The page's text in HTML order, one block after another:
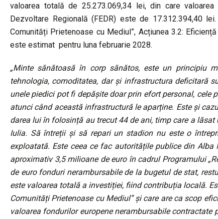
valoarea totală de 25.273.069,34 lei, din care
Dezvoltare Regională (FEDR) este de 17.312.394,40
Comunități Prietenoase cu Mediul”, Acțiunea 3.2:
este estimat pentru luna februarie 2028.
„Minte sănătoasă în corp sănătos, este un principiu
tehnologia, comoditatea, dar și infrastructura deficitară
unele piedici pot fi depășite doar prin efort personal,
atunci când această infrastructură le aparține. Este și
darea lui în folosință au trecut 44 de ani, timp care a
Iulia. Să întreții și să repari un stadion nu este o
exploatată. Este ceea ce fac autoritățile publice din
aproximativ 3,5 milioane de euro în cadrul Programului
de euro fonduri nerambursabile de la bugetul de stat,
este valoarea totală a investiției, fiind contribuția locală.
Comunități Prietenoase cu Mediul” și care are ca scop
valoarea fondurilor europene nerambursabile